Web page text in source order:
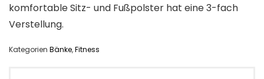
komfortable Sitz- und Fußpolster hat eine 3-fach
Verstellung.
Kategorien Bänke,Fitness